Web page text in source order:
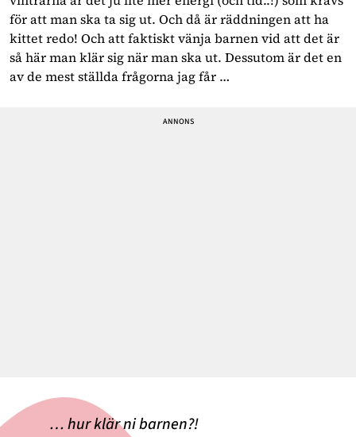
för att man ska ta sig ut. Och då är räddningen att ha
kittet redo! Och att faktiskt vänja barnen vid att det är
så här man klär sig när man ska ut. Dessutom är det en
av de mest ställda frågorna jag får …
… hur klär ni barnen?!